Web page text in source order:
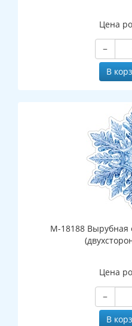
Цена
−
В
М-18188 Вырубная
Цена
−
В